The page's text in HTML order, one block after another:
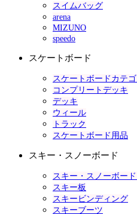
スイムバッグ
arena
MIZUNO
speedo
スケートボード
スケートボードカテ
コンプリートデッキ
デッキ
ウィール
トラック
スケートボード用品
スキー・スノーボード
スキー・スノーボー
スキー板
スキービンディング
スキーブーツ